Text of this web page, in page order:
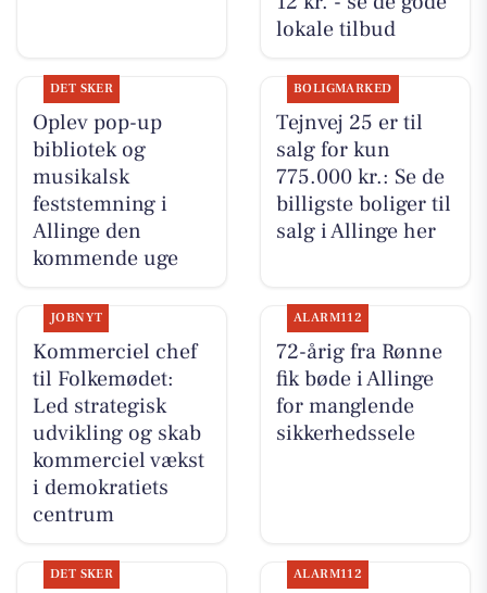
lokale tilbud
DET SKER
Oplev pop-up
bibliotek og
musikalsk
feststemning i
Allinge den
kommende uge
BOLIGMARKED
Tejnvej 25 er til
salg for kun
775.000 kr.: Se de
billigste boliger til
salg i Allinge her
JOBNYT
Kommerciel chef
til Folkemødet:
Led strategisk
udvikling og skab
kommerciel vækst
i demokratiets
centrum
ALARM112
72-årig fra Rønne
fik bøde i Allinge
for manglende
sikkerhedssele
DET SKER ALARM112